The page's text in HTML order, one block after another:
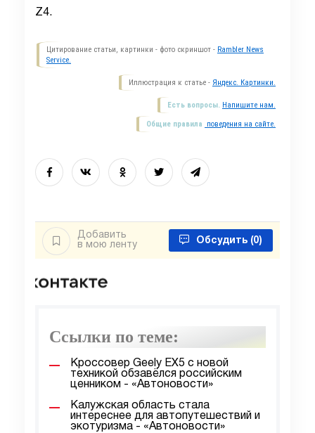
Z4.
Цитирование статьи, картинки - фото скриншот - Rambler News
Service.
Иллюстрация к статье - Яндекс. Картинки.
Есть вопросы. Напишите нам.
Общие правила поведения на сайте.
Добавить
в мою ленту
Обсудить (0)
Ссылки по теме:
Кроссовер Geely EX5 с новой
техникой обзавёлся российским
ценником - «Автоновости»
Калужская область стала
интереснее для автопутешествий и
экотуризма - «Автоновости»